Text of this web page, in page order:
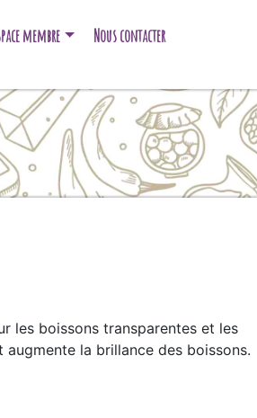
membre Nous contacter
les boissons transparentes et les
la brillance des boissons.